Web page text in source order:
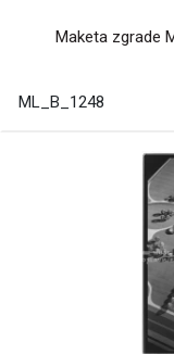
Maketa zgrade
ML_B_1248